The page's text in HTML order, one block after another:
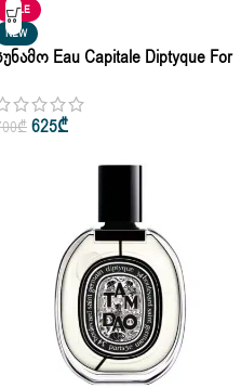
SALE
NEW
Eau Capitale Diptyque For
₾ 625₾